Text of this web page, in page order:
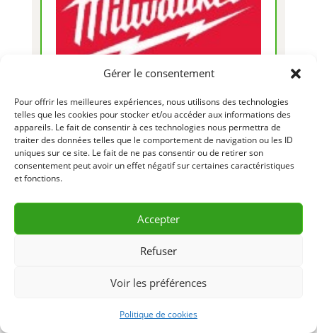
Gérer le consentement
Pour offrir les meilleures expériences, nous utilisons des technologies
telles que les cookies pour stocker et/ou accéder aux informations des
appareils. Le fait de consentir à ces technologies nous permettra de
traiter des données telles que le comportement de navigation ou les ID
uniques sur ce site. Le fait de ne pas consentir ou de retirer son
consentement peut avoir un effet négatif sur certaines caractéristiques
et fonctions.
Accepter
Refuser
Voir les préférences
Politique de cookies
PRIX DE LOCATION
DEMANDE D’INFORMATION
& RÉSERVATION